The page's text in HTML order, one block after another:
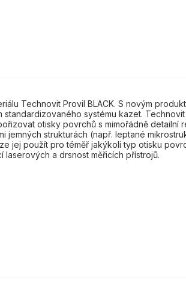
Technovit Provil BLACK. S novým
systému kazet. Technovit
otisky povrchů s mimořádně detailní
jemných strukturách (např. leptané
jej použít pro téměř jakýkoli typ otisku
a drsnost měřicích přístrojů.